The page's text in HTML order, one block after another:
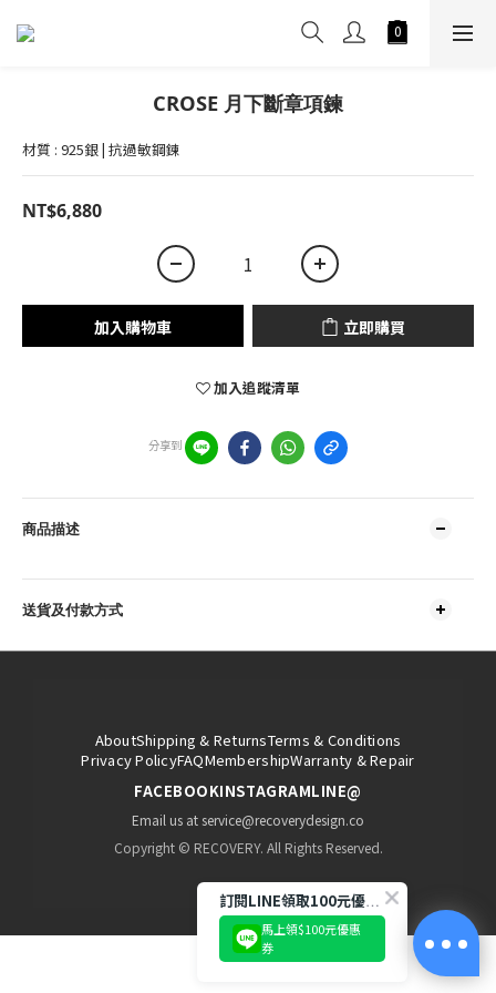
CROSE 月下斷章項鍊
材質 : 925銀 | 抗過敏鋼鍊
NT$6,880
加入購物車 立即購買
加入追蹤清單
分享到
商品描述
送貨及付款方式
立即購買
AboutShipping & ReturnsTerms & Conditions
Privacy PolicyFAQMembershipWarranty & Repair
FACEBOOKINSTAGRAMLINE@
Email us at service@recoverydesign.co
Copyright © RECOVERY. All Rights Reserved.
訂閱LINE領取100元優惠券!
馬上領$100元優惠
券